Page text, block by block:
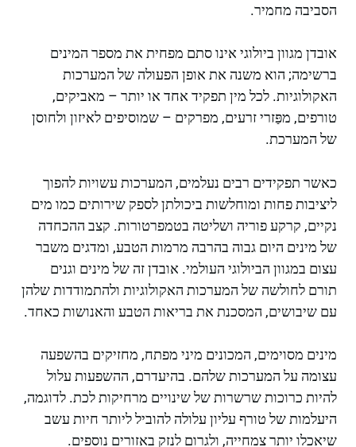
הסביבה מחמיר.
אובדן מגוון ביולוגי אינו סתם מפחית את מספר המינים
ברשימה; הוא משנה את אופן הפעולה של המערכות
האקולוגיות. לכל מין תפקיד אחד או יותר – מאביקים,
טורפים, מפַּזרי זרעים, מפרקים – שמוסיפים לאיזון ולחוסן
של המערכת.
כאשר תפקידים רבים נעלמים, המערכות עשויות להפוך
ליציבות פחות ומוחלשות ביכולתן לספק שירותים כמו מים
נקיים, קרקע פוריה ושליטה בטמפרטורות. קצב ההכחדה
של מינים היום גבוה בהרבה מרמות הטבע, ומדגים משבר
עצום במגוון הביולוגי העולמי. אובדן זה של מינים וגנים
תורם לחולשה של המערכות האקולוגיות ולהתמודדות שלהן
עם שיבושים, המסכנת את בריאות הטבע והאנושות כאחד.
מינים מסוימים, המכונים מיני מפתח, מחזיקים בהשפעה
עצומה על המערכות שלהם. בהיעדרם, ההשפעות עלול
להיות כרוכות שרשרות של שינויים מרחיקות לכת. לדוגמה,
היעלמות של טורף עליון עלולה להוביל ליותר חיות עשב
שיאכלו יותר צמחייה, ולגרום לנזק באזורים נוספים.